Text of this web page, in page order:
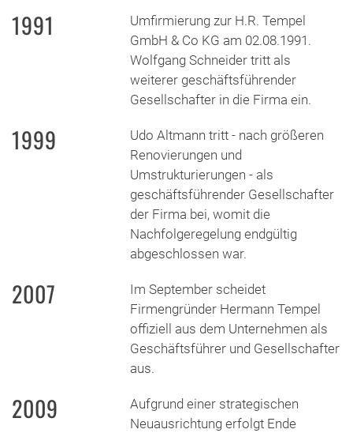
1991
Umfirmierung zur H.R. Tempel
GmbH & Co KG am 02.08.1991.
Wolfgang Schneider tritt als
weiterer geschäftsführender
Gesellschafter in die Firma ein.
1999
Udo Altmann tritt - nach größeren
Renovierungen und
Umstrukturierungen - als
geschäftsführender Gesellschafter
der Firma bei, womit die
Nachfolgeregelung endgültig
abgeschlossen war.
2007
Im September scheidet
Firmengründer Hermann Tempel
offiziell aus dem Unternehmen als
Geschäftsführer und Gesellschafter
aus.
2009
Aufgrund einer strategischen
Neuausrichtung erfolgt Ende